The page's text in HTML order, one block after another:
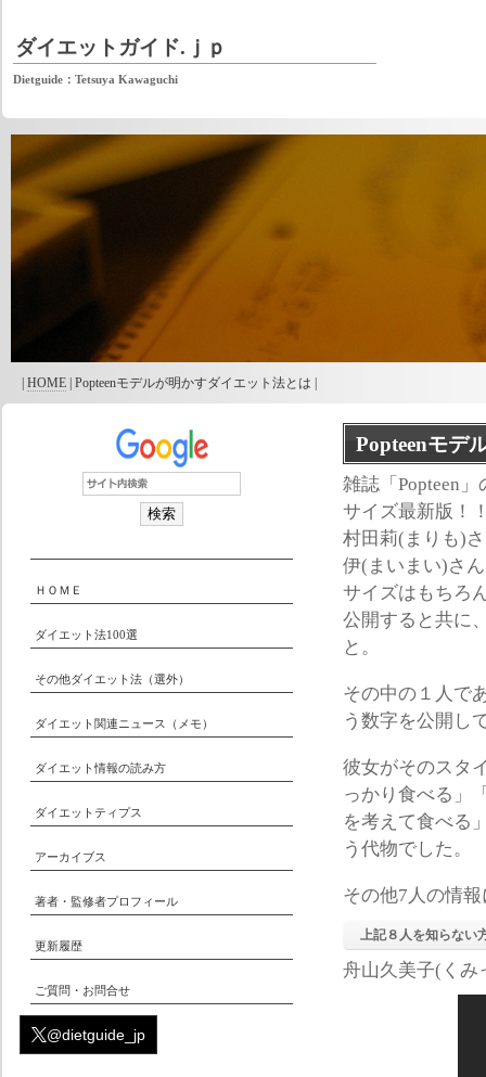
ダイエットガイド.ｊｐ
Dietguide：Tetsuya Kawaguchi
HOME | Popteenモデルが明かすダイエット法とは |
Popteenモデ
雑誌「Popteen
サイズ最新版！
村田莉(まりも)
伊(まいまい)さ
サイズはもちろ
公開すると共に
と。
その中の１人で
う数字を公開し
彼女がそのスタ
っかり食べる」
を考えて食べる
う代物でした。
その他7人の情
上記８人を知らない
舟山久美子(くみ
ＨＯＭＥ
ダイエット法100選
その他ダイエット法（選外）
ダイエット関連ニュース（メモ）
ダイエット情報の読み方
ダイエットティプス
アーカイブス
著者・監修者プロフィール
更新履歴
ご質問・お問合せ
@dietguide_jp